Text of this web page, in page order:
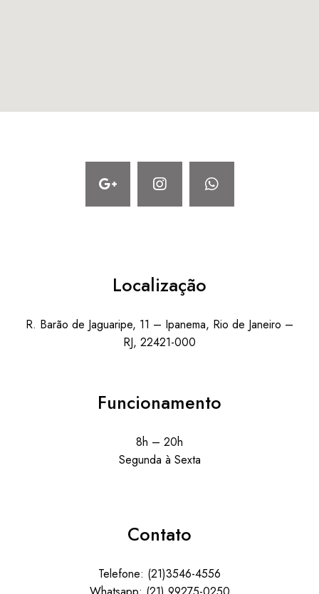
Localização
R. Barão de Jaguaripe, 11 – Ipanema, Rio de Janeiro –
RJ, 22421-000
Funcionamento
8h – 20h
Segunda à Sexta
Contato
Telefone: (21)3546-4556